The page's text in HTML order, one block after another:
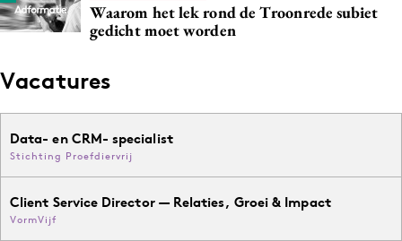
Waarom het lek rond de Troonrede subiet
gedicht moet worden
Vacatures
Data- en CRM- specialist
Stichting Proefdiervrij
Client Service Director — Relaties, Groei & Impact
VormVijf